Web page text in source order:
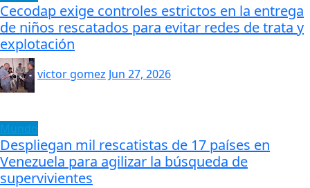
Cecodap exige controles estrictos en la entrega
de niños rescatados para evitar redes de trata y
explotación
victor gomez Jun 27, 2026
Despliegan mil rescatistas de 17 países en
Venezuela para agilizar la búsqueda de
supervivientes